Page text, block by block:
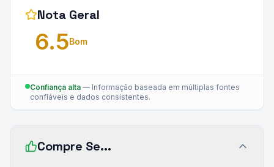
Nota Geral
6.5Bom
Confiança alta — Informação baseada em múltiplas fontes
confiáveis e dados consistentes.
Compre Se...